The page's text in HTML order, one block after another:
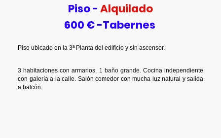
Piso -Alquilado
600 € -Tabernes
Piso ubicado en la 3ª Planta del edificio y sin ascensor.
3 habitaciones con armarios. 1 baño grande. Cocina independiente
con galería a la calle. Salón comedor con mucha luz natural y salida
a balcón.